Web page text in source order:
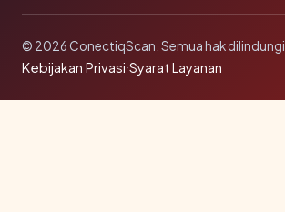
© 2026 ConectiqScan. Semua hak dilindungi.
Kebijakan Privasi·Syarat Layanan